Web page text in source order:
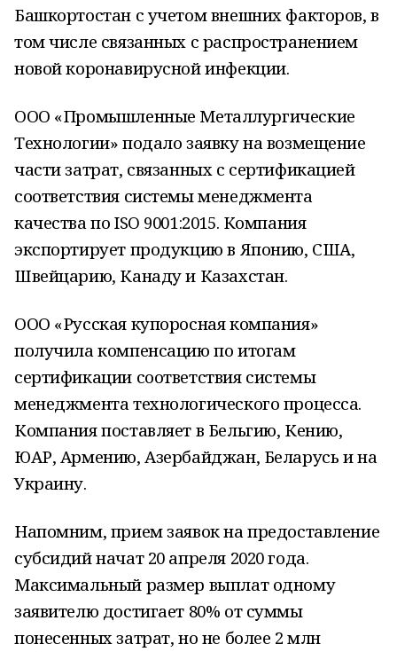
Башкортостан с учетом внешних факторов, в
том числе связанных с распространением
новой коронавирусной инфекции.
ООО «Промышленные Металлургические
Технологии» подало заявку на возмещение
части затрат, связанных с сертификацией
соответствия системы менеджмента
качества по ISO 9001:2015. Компания
экспортирует продукцию в Японию, США,
Швейцарию, Канаду и Казахстан.
ООО «Русская купоросная компания»
получила компенсацию по итогам
сертификации соответствия системы
менеджмента технологического процесса.
Компания поставляет в Бельгию, Кению,
ЮАР, Армению, Азербайджан, Беларусь и на
Украину.
Напомним, прием заявок на предоставление
субсидий начат 20 апреля 2020 года.
Максимальный размер выплат одному
заявителю достигает 80% от суммы
понесенных затрат, но не более 2 млн